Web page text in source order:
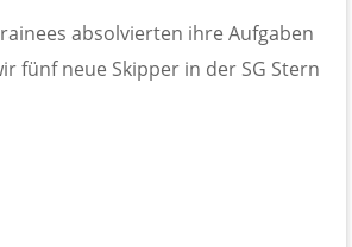
absolvierten ihre Aufgaben
fünf neue Skipper in der SG Stern